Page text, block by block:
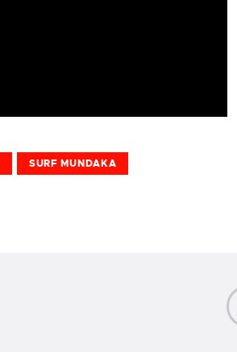
SURF MUNDAKA